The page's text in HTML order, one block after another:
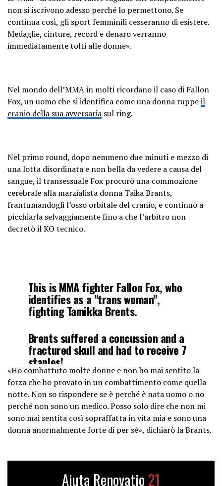
non si iscrivono adesso perché lo permettono. Se
continua così, gli sport femminili cesseranno di esistere.
Medaglie, cinture, record e denaro verranno
immediatamente tolti alle donne».
Nel mondo dell’MMA in molti ricordano il caso di Fallon
Fox, un uomo che si identifica come una donna ruppeil
cranio della sua avversaria sul ring.
Nel primo round, dopo nemmeno due minuti e mezzo di
una lotta disordinata e non bella da vedere a causa del
sangue, il transessuale Fox procurò una commozione
cerebrale alla marzialista donna Taika Brants,
frantumandogli l’osso orbitale del cranio, e continuò a
picchiarla selvaggiamente fino a che l’arbitro non
decretò il KO tecnico.
This is MMA fighter Fallon Fox, who
identifies as a "trans woman",
fighting Tamikka Brents.
Brents suffered a concussion and a
fractured skull and had to receive 7
staples!
This is a man attacking a woman for
"entertainment purposes"!
pic.twitter.com/M0W1qqQsqL
— Sheldon Jackson (@SGJackson)
February 6, 2021
«Ho combattuto molte donne e non ho mai sentito la
forza che ho provato in un combattimento come quella
notte. Non so rispondere se è perché è nata uomo o no
perché non sono un medico. Posso solo dire che non mi
sono mai sentita così sopraffatta in vita mia e sono una
donna anormalmente forte di per sé», dichiarò la Brants.
Aiuta Renovatio 21